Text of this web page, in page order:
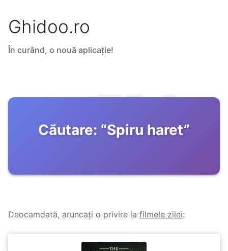
Ghidoo.ro
În curând, o nouă aplicație!
Căutare: “Spiru haret”
Deocamdată, aruncați o privire la filmele zilei: